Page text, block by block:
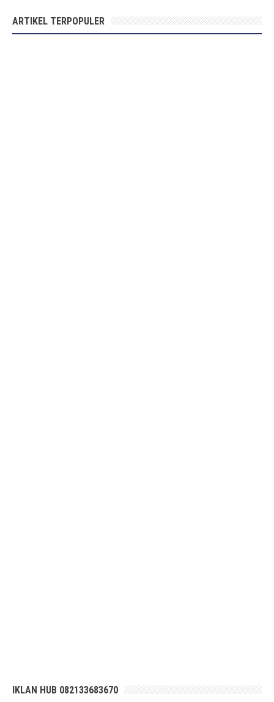
ARTIKEL TERPOPULER
IKLAN HUB 082133683670